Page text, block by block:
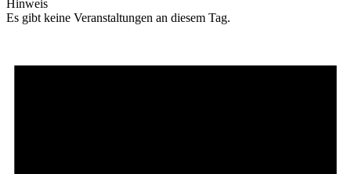
Hinweis
Es gibt keine Veranstaltungen an diesem Tag.